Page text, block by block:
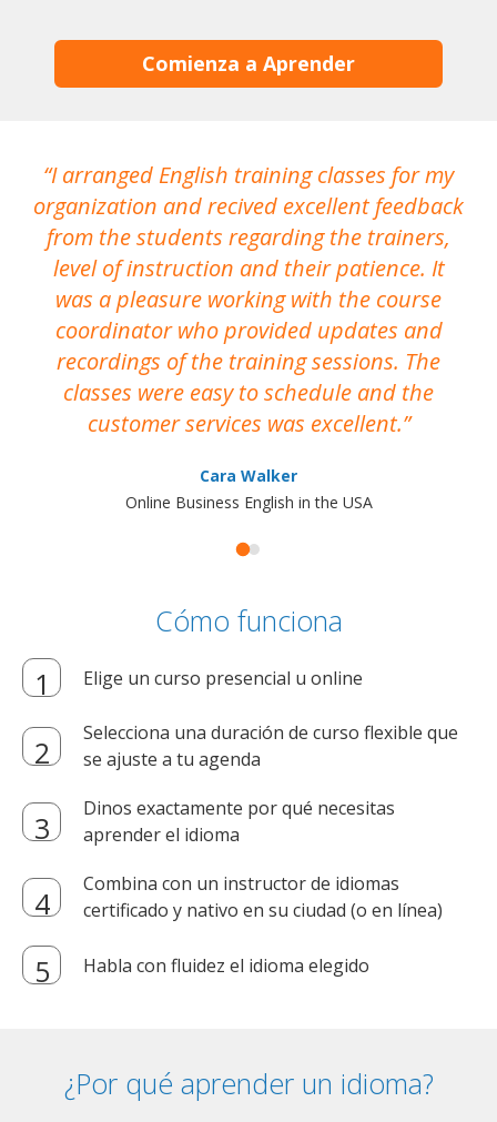
Comienza a Aprender
I arranged English training classes for my
organization and recived excellent feedback
from the students regarding the trainers,
level of instruction and their patience. It
was a pleasure working with the course
coordinator who provided updates and
recordings of the training sessions. The
classes were easy to schedule and the
customer services was excellent.
Cara Walker
Online Business English in the USA
Cómo funciona
Elige un curso presencial u online
Selecciona una duración de curso flexible que
se ajuste a tu agenda
Dinos exactamente por qué necesitas
aprender el idioma
Combina con un instructor de idiomas
certificado y nativo en su ciudad (o en línea)
Habla con fluidez el idioma elegido
¿Por qué aprender un idioma?